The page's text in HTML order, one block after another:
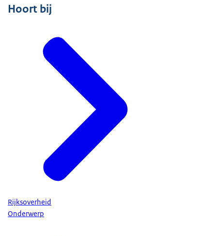
Hoort bij
Rijksoverheid
Onderwerp